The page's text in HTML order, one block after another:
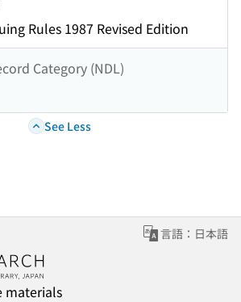
Rules 1987 Revised Edition
Category (NDL)
See Less
言語：日本語
materials